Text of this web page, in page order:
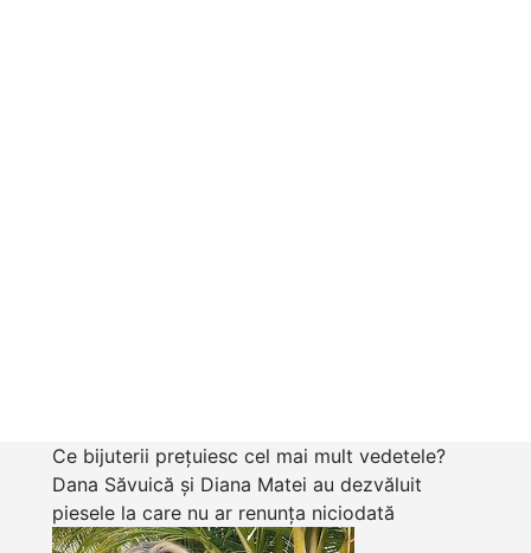
Ce bijuterii prețuiesc cel mai mult vedetele?
Dana Săvuică și Diana Matei au dezvăluit
piesele la care nu ar renunța niciodată